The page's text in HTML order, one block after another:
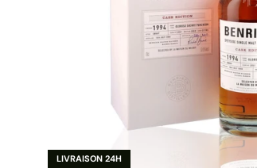
LIVRAISON 24H